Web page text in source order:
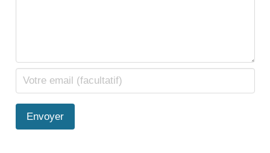
Envoyer